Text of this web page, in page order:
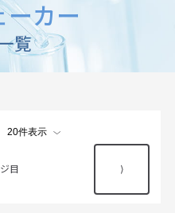
ーカー
覧
⟩